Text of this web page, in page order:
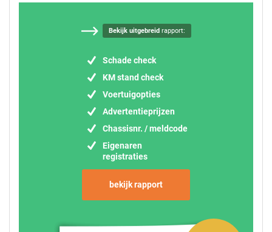
Bekijk uitgebreidrapport:
Schade check
KM stand check
Voertuigopties
Advertentieprijzen
Chassisnr. / meldcode
Eigenaren
registraties
bekijk rapport